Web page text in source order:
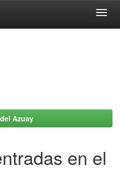
Azuay
en el